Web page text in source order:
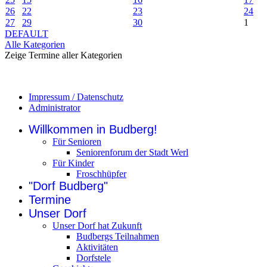
26
22 23 24
27
29 30 1
DEFAULT
Alle Kategorien
Zeige Termine aller Kategorien
Impressum / Datenschutz
Administrator
Willkommen in Budberg!
Für Senioren
Seniorenforum der Stadt Werl
Für Kinder
Froschhüpfer
"Dorf Budberg"
Termine
Unser Dorf
Unser Dorf hat Zukunft
Budbergs Teilnahmen
Aktivitäten
Dorfstele